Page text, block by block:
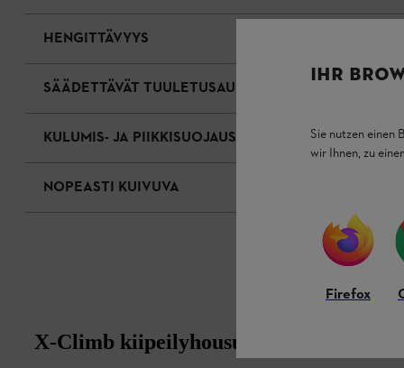
HENGITTÄVYYS
SÄÄDETTÄVÄT TUULETUSAUKOT
KULUMIS- JA PIIKKISUOJAUS
NOPEASTI KUIVUVA
X-Climb kiipeilyhousut puunhoidon
IHR
Sie nutzen einen
wir Ihnen, zu
Firefox